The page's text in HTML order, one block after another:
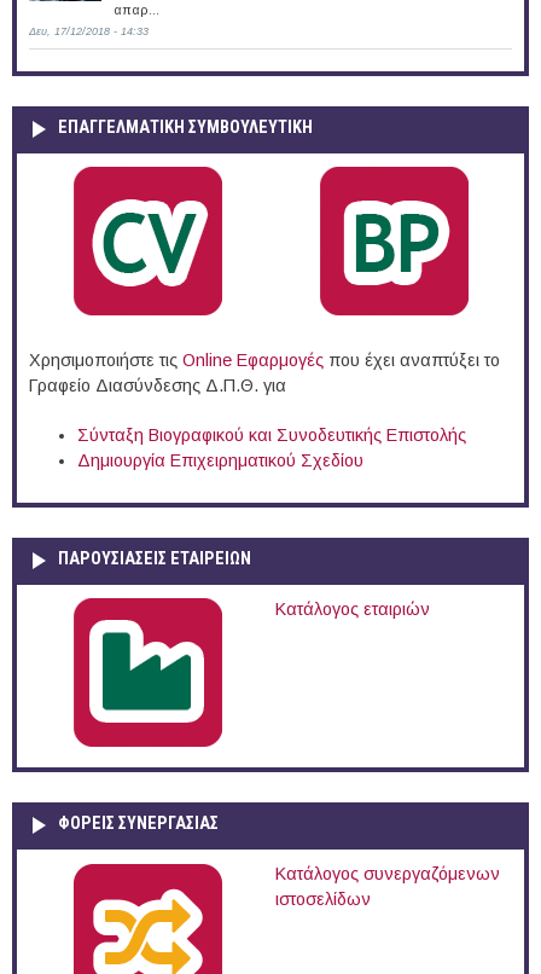
απαρ...
Δευ, 17/12/2018 - 14:33
ΕΠΑΓΓΕΛΜΑΤΙΚΉ ΣΥΜΒΟΥΛΕΥΤΙΚΉ
Χρησιμοποιήστε τις Online Eφαρμογές που έχει αναπτύξει το
Γραφείο Διασύνδεσης Δ.Π.Θ. για
Σύνταξη Βιογραφικού και Συνοδευτικής Επιστολής
Δημιουργία Επιχειρηματικού Σχεδίου
ΠΑΡΟΥΣΙΆΣΕΙΣ ΕΤΑΙΡΕΙΏΝ
Κατάλογος εταιριών
ΦΟΡΕΙΣ ΣΥΝΕΡΓΑΣΙΑΣ
Κατάλογος συνεργαζόμενων
ιστοσελίδων